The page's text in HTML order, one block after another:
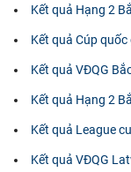
Kết quả Hạng 2
Kết quả Cúp
Kết quả VĐQG
Kết quả Hạng 2
Kết quả League
Kết quả VĐQG